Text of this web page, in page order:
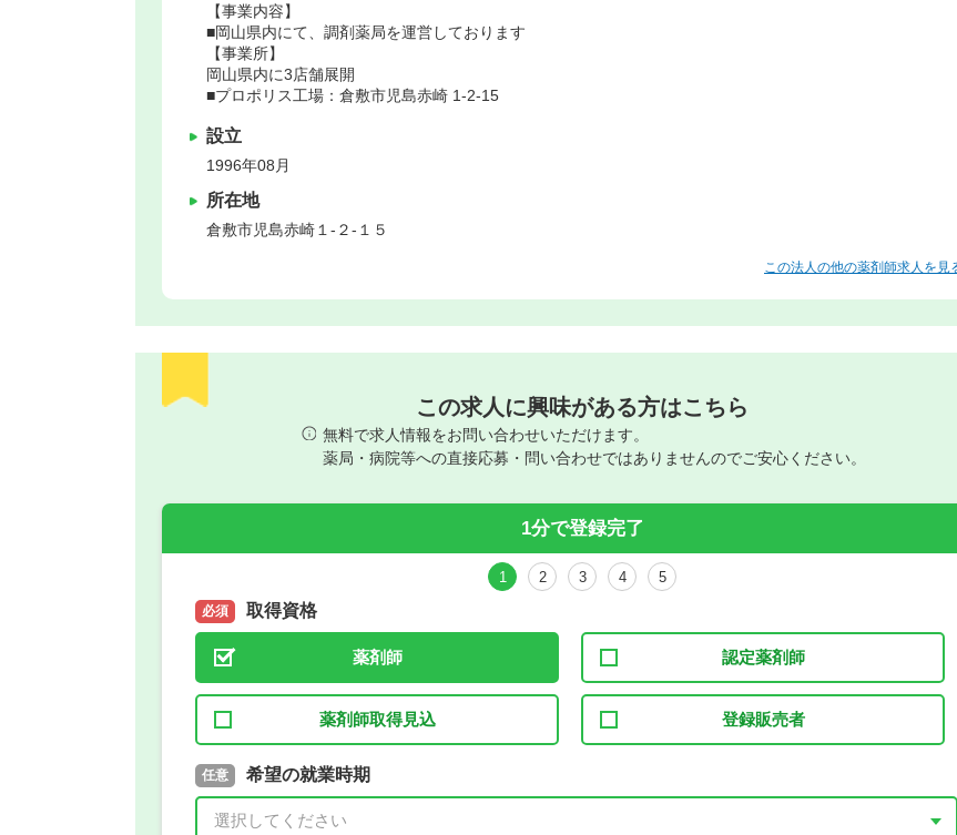
【事業内容】
■岡山県内にて、調剤薬局を運営しております
【事業所】
岡山県内に3店舗展開
■プロポリス工場：倉敷市児島赤崎 1-2-15
設立
1996年08月
所在地
倉敷市児島赤崎１-２-１５
この法人の他の薬剤師求人を見
この求人に興味がある方はこちら
無料で求人情報をお問い合わせいただけます。
薬局・病院等への直接応募・問い合わせではありませんのでご安心ください。
1分で登録完了
1 2 3 4 5
必須 取得資格
薬剤師 認定薬剤師
薬剤師取得見込 登録販売者
必須 取得予定年
年 3月
任意 希望の就業時期